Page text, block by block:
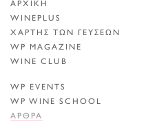
ΑΡΧΙΚΗ
WINEPLUS
ΧΑΡΤΗΣ ΤΩΝ ΓΕΥΣΕΩΝ
WP MAGAZINE
WINE CLUB
WP EVENTS
WP WINE SCHOOL
ΑΡΘΡΑ